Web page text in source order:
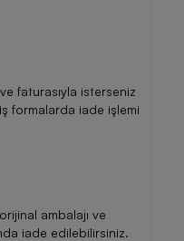
faturasıyla isterseniz
formalarda iade işlemi
ambalajı ve
iade edilebilirsiniz.